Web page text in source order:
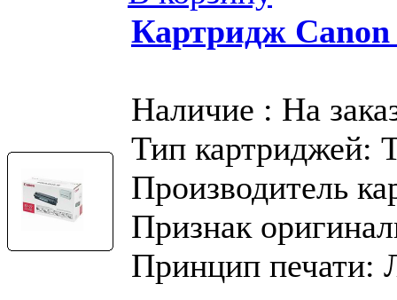
Картридж Canon
Наличие : На
Тип картриджей:
Производитель
Признак
Принцип печати: